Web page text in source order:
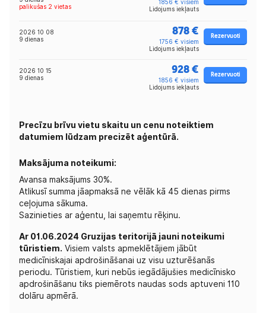
palikušas 2 vietas
1856 € visiem
Lidojums iekļauts
2026 10 08
9 dienas
878 €
1756 € visiem
Lidojums iekļauts
Rezervuoti
2026 10 15
9 dienas
928 €
1856 € visiem
Lidojums iekļauts
Rezervuoti
Precīzu brīvu vietu skaitu un cenu noteiktiem
datumiem lūdzam precizēt aģentūrā.
Maksājuma noteikumi:
Avansa maksājums 30%.
Atlikusī summa jāapmaksā ne vēlāk kā 45 dienas pirms
ceļojuma sākuma.
Sazinieties ar aģentu, lai saņemtu rēķinu.
Ar 01.06.2024 Gruzijas teritorijā jauni noteikumi
tūristiem. Visiem valsts apmeklētājiem jābūt
medicīniskajai apdrošināšanai uz visu uzturēšanās
periodu. Tūristiem, kuri nebūs iegādājušies medicīnisko
apdrošināšanu tiks piemērots naudas sods aptuveni 110
dolāru apmērā.